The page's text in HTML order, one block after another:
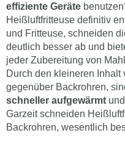
effiziente Geräte
Heißluftfritteuse definitiv
und Fritteuse, schneiden
deutlich besser ab und
jeder Zubereitung von
Durch den kleineren
gegenüber Backrohren,
schneller aufgewärmt
Garzeit schneiden
Backrohren, wesentlich